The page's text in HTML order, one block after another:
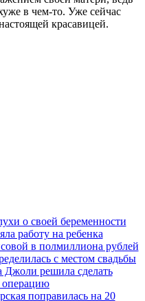
в чем-то. Уже сейчас
красавицей.
о своей беременности
работу на ребенка
в полмиллиона рублей
с местом свадьбы
решила сделать
операцию
поправилась на 20